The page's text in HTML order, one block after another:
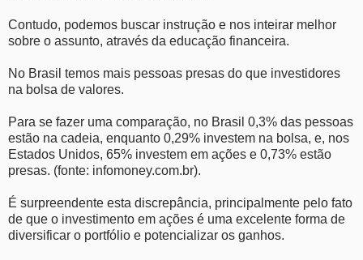
Contudo, podemos buscar instrução e nos inteirar melhor
sobre o assunto, através da educação financeira.
No Brasil temos mais pessoas presas do que investidores
na bolsa de valores.
Para se fazer uma comparação, no Brasil 0,3% das pessoas
estão na cadeia, enquanto 0,29% investem na bolsa, e, nos
Estados Unidos, 65% investem em ações e 0,73% estão
presas. (fonte: infomoney.com.br).
É surpreendente esta discrepância, principalmente pelo fato
de que o investimento em ações é uma excelente forma de
diversificar o portfólio e potencializar os ganhos.